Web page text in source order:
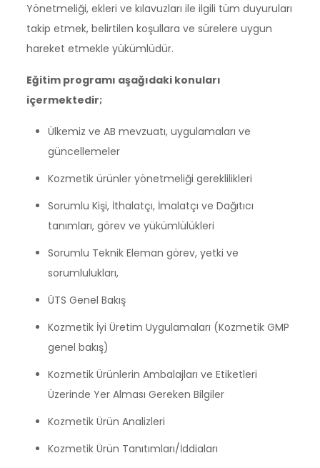
Yönetmeliği, ekleri ve kılavuzları ile ilgili tüm duyuruları
takip etmek, belirtilen koşullara ve sürelere uygun
hareket etmekle yükümlüdür.
Eğitim programı aşağıdaki konuları
içermektedir;
Ülkemiz ve AB mevzuatı, uygulamaları ve
güncellemeler
Kozmetik ürünler yönetmeliği gereklilikleri
Sorumlu Kişi, İthalatçı, İmalatçı ve Dağıtıcı
tanımları, görev ve yükümlülükleri
Sorumlu Teknik Eleman görev, yetki ve
sorumlulukları,
ÜTS Genel Bakış
Kozmetik İyi Üretim Uygulamaları (Kozmetik GMP
genel bakış)
Kozmetik Ürünlerin Ambalajları ve Etiketleri
Üzerinde Yer Alması Gereken Bilgiler
Kozmetik Ürün Analizleri
Kozmetik Ürün Tanıtımları/İddiaları